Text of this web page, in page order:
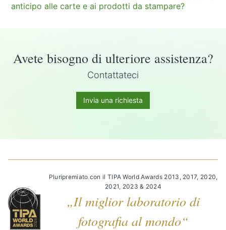
anticipo alle carte e ai prodotti da stampare?
Avete bisogno di ulteriore assistenza?
Contattateci
Invia una richiesta
Pluripremiato con il TIPA World Awards 2013, 2017, 2020,
2021, 2023 & 2024
„Il miglior laboratorio di
fotografia al mondo“